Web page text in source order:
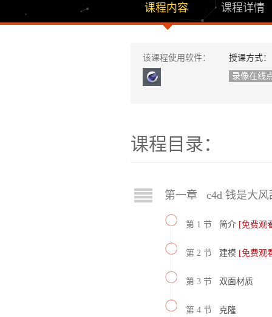
课程内容 课程详情
该课程使用软件：
授课方式：
录像在线
课程目录：
第一章 c4d 钱是大风
第 1 节 简介 [免费观
第 2 节 建模 [免费观
第 3 节 双面材质
第 4 节 克隆